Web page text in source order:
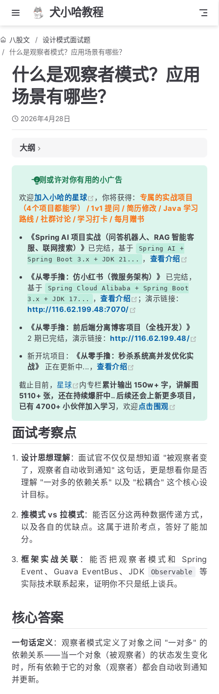
犬小哈教程
八股文
设计模式面试题
什么是观察者模式？应用场景有哪些？
什么是观察者模式？应用
场景有哪些？
2026年4月28日
大纲
面试考察点
核心答案
深度解析
一、手写观察者模式
二、推模式 vs 拉模式
三、Spring Event 中的观察者模式
五、实际应用场景
六、观察者模式的注意事项
常见面试变体
记忆口诀
总结
一则或许对你有用的小广告
欢迎加入小哈的星球 ，你将获得： 专属的实战项目
（4个项目都能学） / 1v1 提问 / 简历修改 / Java 学习
路线 / 社群讨论 / 学习打卡 / 每月赠书
《Spring AI 项目实战（问答机器人、RAG 智能客
服、联网搜索）》 已完结，基于
Spring AI +
Spring Boot 3.x + JDK 21...
， 查看介绍
《从零手撸：仿小红书（微服务架构）》
已完结，
基于
Spring Cloud Alibaba + Spring Boot
3.x + JDK 17...
，查看介绍
；演示链接：
http://116.62.199.48:7070/
《从零手撸：前后端分离博客项目（全栈开发）》
2 期已完结，演示链接：http://116.62.199.48/
新开坑项目：
《从零手撸：秒杀系统高并发优化实
战》
正在更新中...，查看介绍
截止目前， 星球 内专栏累计输出 150w+ 字，讲解图
5110+ 张，还在持续爆肝中.. 后续还会上新更多项目，
已有 4700+ 小伙伴加入学习，欢迎点击围观
面试考察点
设计思想理解 ：面试官不仅仅是想知道 "被观察者变
了，观察者自动收到通知" 这句话，更是想看你是否
理解 "一对多的依赖关系" 以及 "松耦合" 这个核心设
计目标。
推模式 vs 拉模式：能否区分这两种数据传递方式，
以及各自的优缺点。这属于进阶考点，答好了能加
分。
框架实战关联 ：能否把观察者模式和 Spring
Event、Guava EventBus、JDK
Observable
等
实际技术联系起来，证明你不只是纸上谈兵。
核心答案
一句话定义 ：观察者模式定义了对象之间 "一对多" 的
依赖关系——当一个对象（被观察者）的状态发生变化
时，所有依赖于它的对象（观察者）都会自动收到通知
并更新。